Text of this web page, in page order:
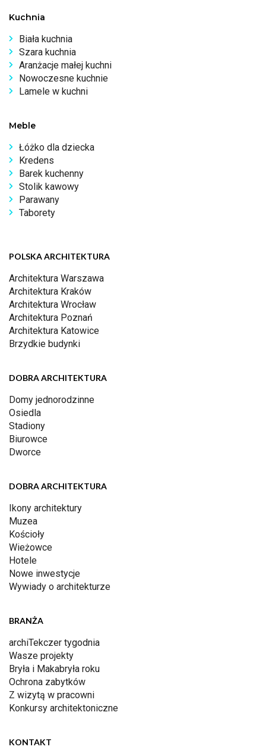
Kuchnia
Biała kuchnia
Szara kuchnia
Aranżacje małej kuchni
Nowoczesne kuchnie
Lamele w kuchni
Meble
Łóżko dla dziecka
Kredens
Barek kuchenny
Stolik kawowy
Parawany
Taborety
POLSKA ARCHITEKTURA
Architektura Warszawa
Architektura Kraków
Architektura Wrocław
Architektura Poznań
Architektura Katowice
Brzydkie budynki
DOBRA ARCHITEKTURA
Domy jednorodzinne
Osiedla
Stadiony
Biurowce
Dworce
DOBRA ARCHITEKTURA
Ikony architektury
Muzea
Kościoły
Wieżowce
Hotele
Nowe inwestycje
Wywiady o architekturze
BRANŻA
archiTekczer tygodnia
Wasze projekty
Bryła i Makabryła roku
Ochrona zabytków
Z wizytą w pracowni
Konkursy architektoniczne
KONTAKT